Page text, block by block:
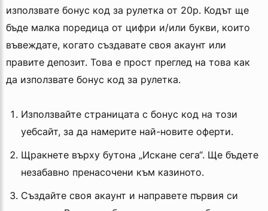
използвате бонус код за рулетка от 20p. Кодът ще
бъде малка поредица от цифри и/или букви, които
въвеждате, когато създавате своя акаунт или
правите депозит. Това е прост преглед на това как
да използвате бонус код за рулетка.
Използвайте страницата с бонус код на този
уебсайт, за да намерите най-новите оферти.
Щракнете върху бутона „Искане сега“. Ще бъдете
незабавно пренасочени към казиното.
Създайте своя акаунт и направете първия си